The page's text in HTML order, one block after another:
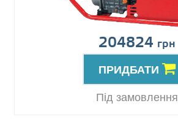
204824 грн
ПРИДБАТИ
Під замовлення